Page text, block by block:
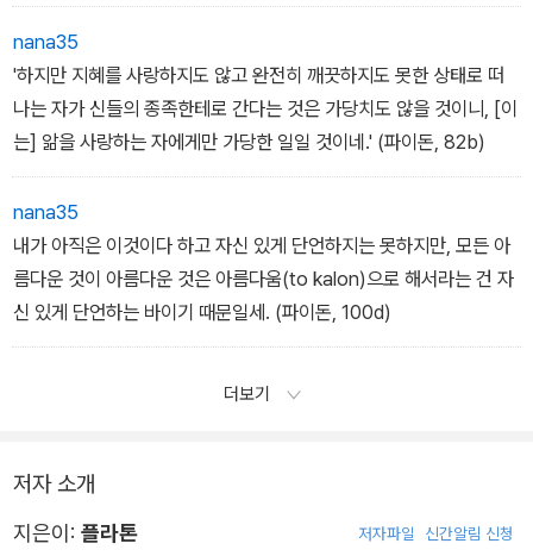
nana35
'하지만 지혜를 사랑하지도 않고 완전히 깨끗하지도 못한 상태로 떠
나는 자가 신들의 종족한테로 간다는 것은 가당치도 않을 것이니, [이
는] 앎을 사랑하는 자에게만 가당한 일일 것이네.' (파이돈, 82b)
nana35
내가 아직은 이것이다 하고 자신 있게 단언하지는 못하지만, 모든 아
름다운 것이 아름다운 것은 아름다움(to kalon)으로 해서라는 건 자
신 있게 단언하는 바이기 때문일세. (파이돈, 100d)
더보기
저자 소개
지은이: 플라톤 저자파일 신간알림 신청